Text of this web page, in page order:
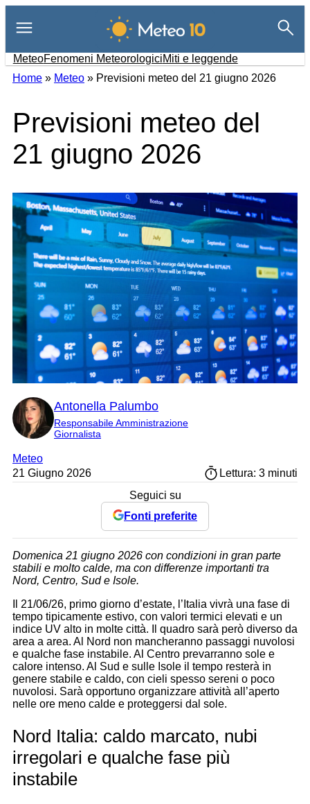
contenuto
MeteoFenomeni MeteorologiciMiti e leggende
Home » Meteo » Previsioni meteo del 21 giugno 2026
Previsioni meteo del
21 giugno 2026
Antonella Palumbo
Responsabile Amministrazione
Giornalista
Meteo
21 Giugno 2026
Lettura: 3 minuti
Seguici su
Fonti preferite
Domenica 21 giugno 2026 con condizioni in gran parte
stabili e molto calde, ma con differenze importanti tra
Nord, Centro, Sud e Isole.
Il 21/06/26, primo giorno d’estate, l’Italia vivrà una fase di
tempo tipicamente estivo, con valori termici elevati e un
indice UV alto in molte città. Il quadro sarà però diverso da
area a area. Al Nord non mancheranno passaggi nuvolosi
e qualche fase instabile. Al Centro prevarranno sole e
calore intenso. Al Sud e sulle Isole il tempo resterà in
genere stabile e caldo, con cieli spesso sereni o poco
nuvolosi. Sarà opportuno organizzare attività all’aperto
nelle ore meno calde e proteggersi dal sole.
Nord Italia: caldo marcato, nubi
irregolari e qualche fase più
instabile